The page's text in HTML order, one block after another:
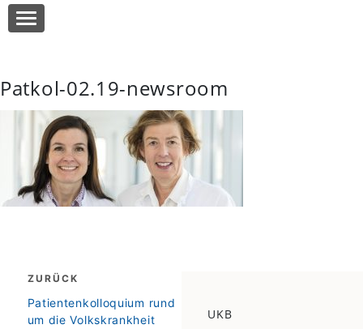
Patkol-02.19-newsroom
Beitragsnavigation
ZURÜCK
zurück
Patientenkolloquium rund
um die Volkskrankheit
UKB